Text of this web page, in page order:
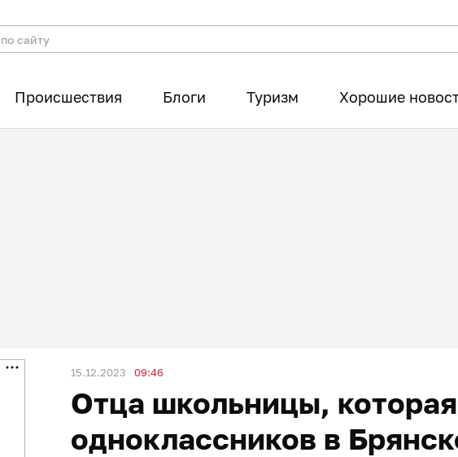
Происшествия Блоги Туризм Хорошие
15.12.2023 09:46
Отца школьницы,
одноклассников в